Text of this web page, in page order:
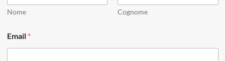
Nome Cognome
E
m
Email *